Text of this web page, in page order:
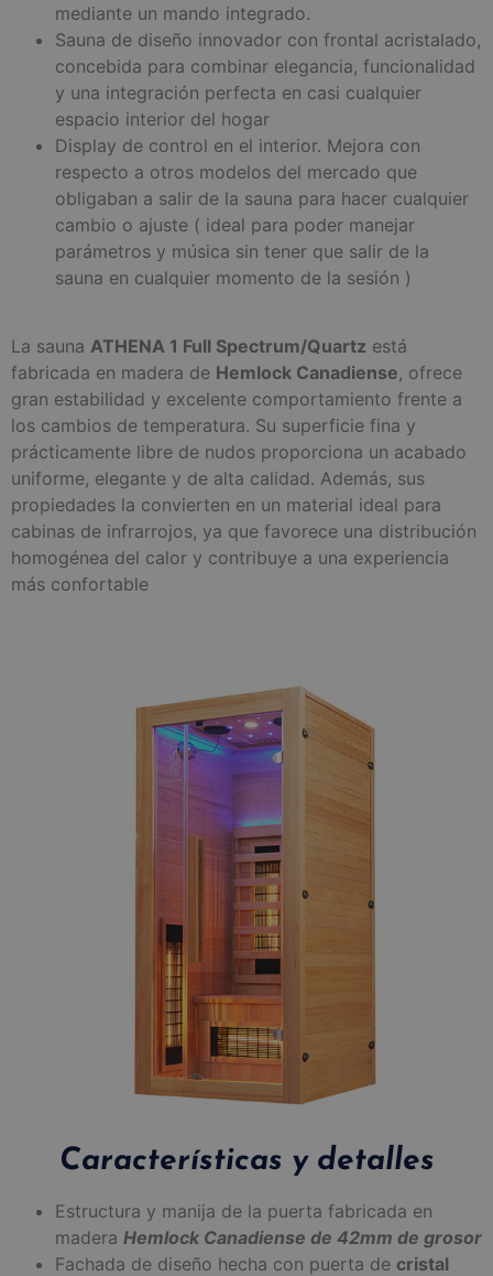
mediante un mando integrado.
Sauna de diseño innovador con frontal acristalado,
concebida para combinar elegancia, funcionalidad
y una integración perfecta en casi cualquier
espacio interior del hogar
Display de control en el interior. Mejora con
respecto a otros modelos del mercado que
obligaban a salir de la sauna para hacer cualquier
cambio o ajuste ( ideal para poder manejar
parámetros y música sin tener que salir de la
sauna en cualquier momento de la sesión )
La sauna ATHENA 1 Full Spectrum/Quartz está
fabricada en madera de Hemlock Canadiense, ofrece
gran estabilidad y excelente comportamiento frente a
los cambios de temperatura. Su superficie fina y
prácticamente libre de nudos proporciona un acabado
uniforme, elegante y de alta calidad. Además, sus
propiedades la convierten en un material ideal para
cabinas de infrarrojos, ya que favorece una distribución
homogénea del calor y contribuye a una experiencia
más confortable
Características y detalles
Estructura y manija de la puerta fabricada en
madera Hemlock Canadiense de 42mm de grosor
Fachada de diseño hecha con puerta de cristal